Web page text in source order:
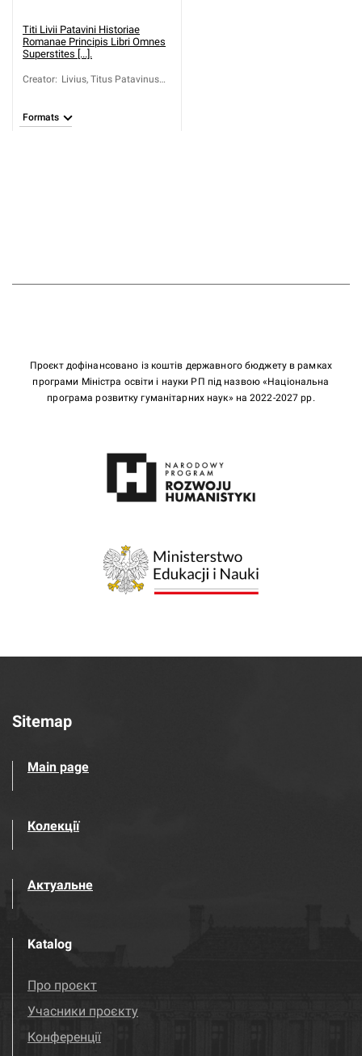
Titi Livii Patavini Historiae
Romanae Principis Libri Omnes
Superstites [...].
Creator: Livius, Titus Patavinus
Formats
Проєкт дофінансовано із коштів державного бюджету в рамках
програми Міністра освіти і науки РП під назвою «Національна
програма розвитку гуманітарних наук» на 2022-2027 рр.
Sitemap
Main page
Колекції
Актуальне
Katalog
Про проєкт
Учасники проєкту
Конференції